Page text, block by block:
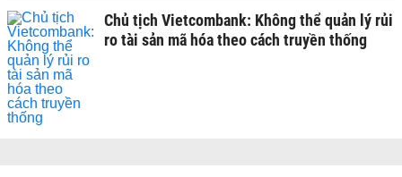
Chủ tịch Vietcombank: Không thể quản lý rủi
ro tài sản mã hóa theo cách truyền thống